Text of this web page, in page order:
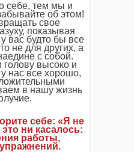
себе, тем мы и
об этом!
свое
показывая
вас будто бы все
не для других, а
с собой.
высоко и
нас все хорошо,
в нашу жизнь
себе: «Я не
ни касалось:
работы,